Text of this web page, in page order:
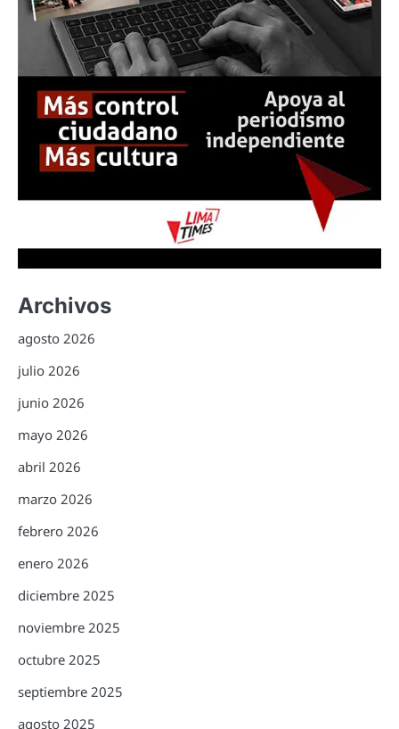
Archivos
agosto 2026
julio 2026
junio 2026
mayo 2026
abril 2026
marzo 2026
febrero 2026
enero 2026
diciembre 2025
noviembre 2025
octubre 2025
septiembre 2025
agosto 2025